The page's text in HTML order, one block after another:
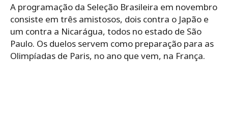
A programação da Seleção Brasileira em novembro
consiste em três amistosos, dois contra o Japão e
um contra a Nicarágua, todos no estado de São
Paulo. Os duelos servem como preparação para as
Olimpíadas de Paris, no ano que vem, na França.